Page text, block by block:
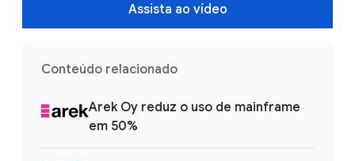
Assista ao vídeo
Conteúdo relacionado
Arek Oy reduz o uso de mainframe
em 50%